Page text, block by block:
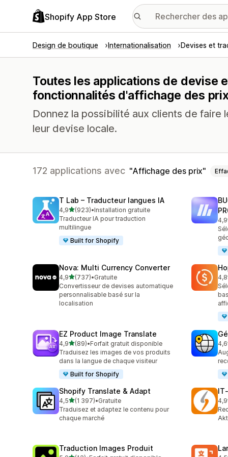
Shopify App Store
Design de boutique Internationalisation Devises et
Toutes les applications de devise
fonctionnalités d'affichage des
Donnez la possibilité aux clients de faire
leur devise locale.
172 applications avec Affichage des prix
T Lab – Traducteur langues IA
4,9étoile(s) sur 5
(923)
923 avis au total
•Installation gratuite
Traducteur IA pour traduction
multilingue
Built for Shopify
4,9
Nova: Multi Currency Converter
4,9étoile(s) sur 5
(737)
737 avis au total
•Gratuite
Convertisseur de devises automatique
personnalisable basé sur la
localisation
4,8
88
EZ Product Image Translate
4,9étoile(s) sur 5
(89)
89 avis au total
•Forfait gratuit disponible
Traduisez les images de vos produits
dans la langue de chaque visiteur
Built for Shopify
4,6
Shopify Translate & Adapt
4,5étoile(s) sur 5
(1 397)
1397 avis au total
•Gratuite
Traduisez et adaptez le contenu pour
chaque marché
4,9
18
Traduction Images Produit